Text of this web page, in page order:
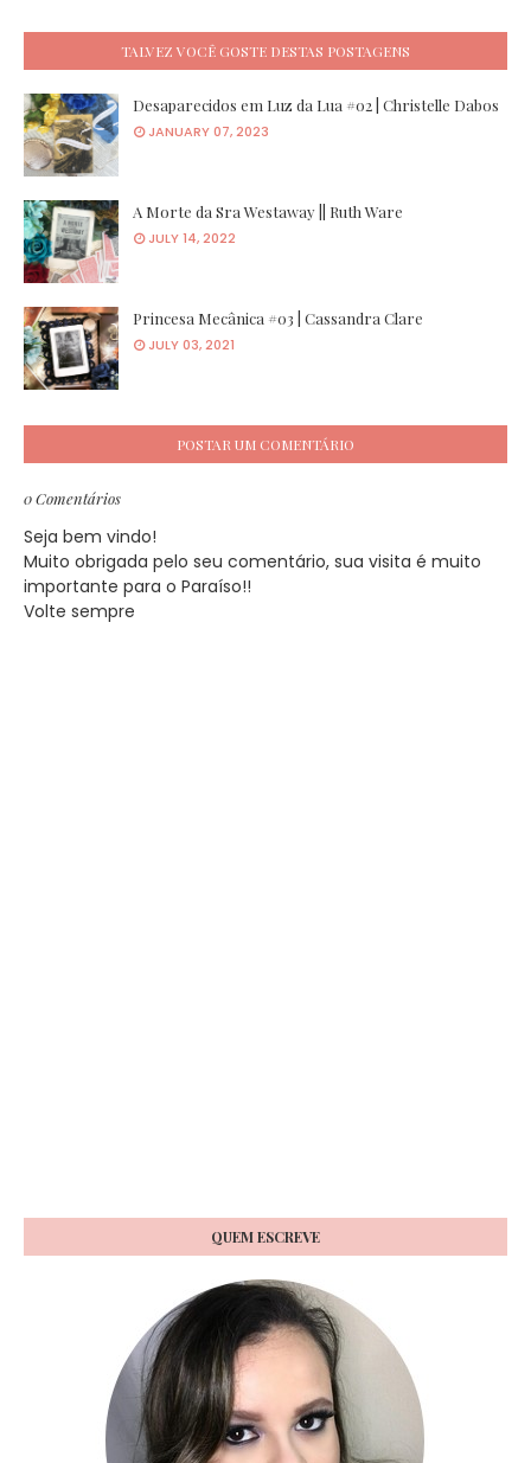
TALVEZ VOCÊ GOSTE DESTAS POSTAGENS
Desaparecidos em Luz da Lua #02 | Christelle Dabos
JANUARY 07, 2023
A Morte da Sra Westaway || Ruth Ware
JULY 14, 2022
Princesa Mecânica #03 | Cassandra Clare
JULY 03, 2021
POSTAR UM COMENTÁRIO
0 Comentários
Seja bem vindo!
Muito obrigada pelo seu comentário, sua visita é muito
importante para o Paraíso!!
Volte sempre
QUEM ESCREVE